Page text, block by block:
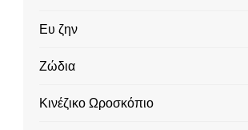
Ευ ζην
Ζώδια
Κινέζικο Ωροσκόπιο